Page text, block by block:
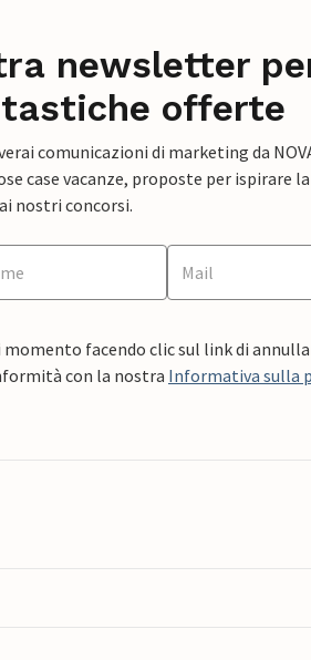
newsletter
offerte
comunicazioni di marketing da
case vacanze, proposte per ispirare
nostri concorsi.
facendo clic sul link di
con la nostra Informativa sulla